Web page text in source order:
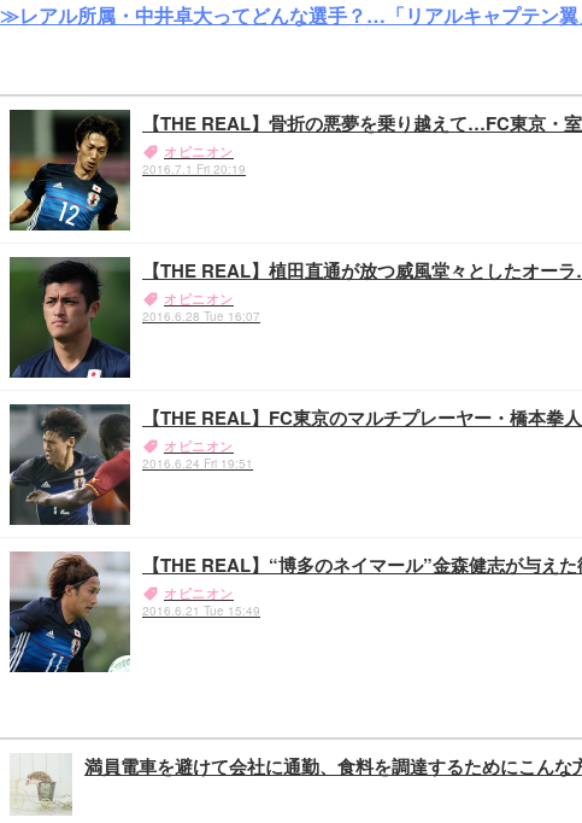
≫レアル所属・中井卓大ってどんな選手？…「リアルキャプテン
【THE REAL】骨折の悪夢を乗り越えて…FC東京・
オピニオン
2016.7.1 Fri 20:19
【THE REAL】植田直通が放つ威風堂々としたオー
オピニオン
2016.6.28 Tue 16:07
【THE REAL】FC東京のマルチプレーヤー・橋本
オピニオン
2016.6.24 Fri 19:51
【THE REAL】“博多のネイマール”金森健志が与え
オピニオン
2016.6.21 Tue 15:49
満員電車を避けて会社に通勤、食料を調達するためにこんな